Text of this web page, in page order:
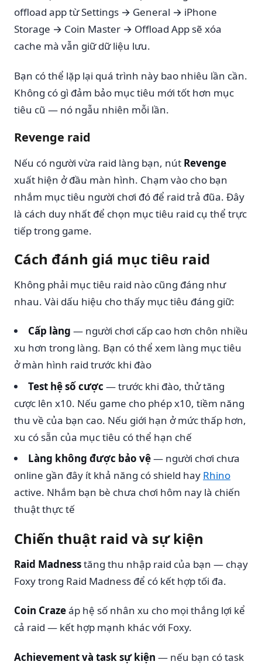
offload app từ Settings → General → iPhone
Storage → Coin Master → Offload App sẽ xóa
cache mà vẫn giữ dữ liệu lưu.
Bạn có thể lặp lại quá trình này bao nhiêu lần cần.
Không có gì đảm bảo mục tiêu mới tốt hơn mục
tiêu cũ — nó ngẫu nhiên mỗi lần.
Revenge raid
Nếu có người vừa raid làng bạn, nút Revenge
xuất hiện ở đầu màn hình. Chạm vào cho bạn
nhắm mục tiêu người chơi đó để raid trả đũa. Đây
là cách duy nhất để chọn mục tiêu raid cụ thể trực
tiếp trong game.
Cách đánh giá mục tiêu raid
Không phải mục tiêu raid nào cũng đáng như
nhau. Vài dấu hiệu cho thấy mục tiêu đáng giữ:
Cấp làng — người chơi cấp cao hơn chôn nhiều
xu hơn trong làng. Bạn có thể xem làng mục tiêu
ở màn hình raid trước khi đào
Test hệ số cược — trước khi đào, thử tăng
cược lên x10. Nếu game cho phép x10, tiềm năng
thu về của bạn cao. Nếu giới hạn ở mức thấp hơn,
xu có sẵn của mục tiêu có thể hạn chế
Làng không được bảo vệ— người chơi chưa
online gần đây ít khả năng có shield hay Rhino
active. Nhắm bạn bè chưa chơi hôm nay là chiến
thuật thực tế
Chiến thuật raid và sự kiện
Raid Madnesstăng thu nhập raid của bạn — chạy
Foxy trong Raid Madness để có kết hợp tối đa.
Coin Crazeáp hệ số nhân xu cho mọi thắng lợi kể
cả raid — kết hợp mạnh khác với Foxy.
Achievement và task sự kiện — nếu bạn có task